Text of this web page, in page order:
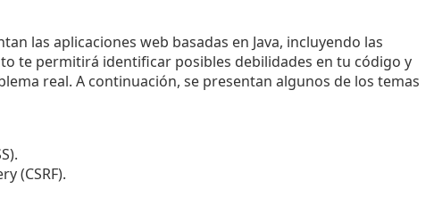
las aplicaciones web basadas en Java, incluyendo las
te permitirá identificar posibles debilidades en tu código y
real. A continuación, se presentan algunos de los temas
(CSRF).